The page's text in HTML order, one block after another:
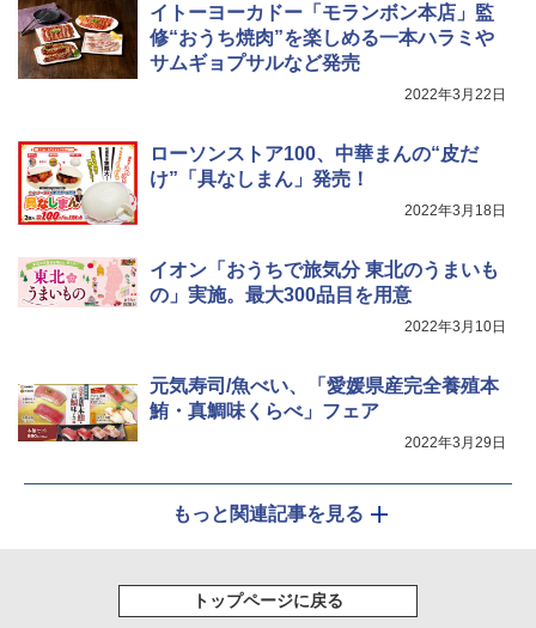
5
シャープ ウォーターオーブン ヘルシオ
AX-XJ1-B ブラック 30L 2段調理 コンベ
クション トースト機能
イトーヨーカドー「モランボン本店」監
修“おうち焼肉”を楽しめる一本ハラミや
サムギョプサルなど発売
2022年3月22日
ローソンストア100、中華まんの“皮だ
け”「具なしまん」発売！
2022年3月18日
イオン「おうちで旅気分 東北のうまいも
の」実施。最大300品目を用意
2022年3月10日
元気寿司/魚べい、「愛媛県産完全養殖本
鮪・真鯛味くらべ」フェア
2022年3月29日
もっと関連記事を見る
トップページに戻る